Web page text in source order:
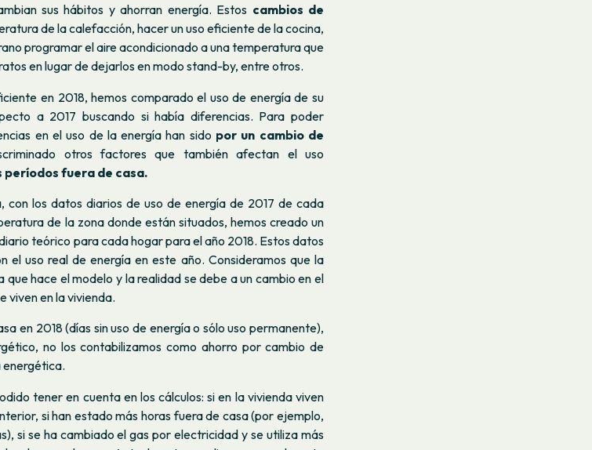
sus hábitos y ahorran energía. Estos cambios de
de la calefacción, hacer un uso eficiente de la cocina,
programar el aire acondicionado a una temperatura que
en lugar de dejarlos en modo stand-by, entre otros.
en 2018, hemos comparado el uso de energía de su
a 2017 buscando si había diferencias. Para poder
en el uso de la energía han sido por un cambio de
otros factores que también afectan el uso
períodos fuera de casa.
con los datos diarios de uso de energía de 2017 de cada
de la zona donde están situados, hemos creado un
teórico para cada hogar para el año 2018. Estos datos
el uso real de energía en este año. Consideramos que la
hace el modelo y la realidad se debe a un cambio en el
viven en la vivienda.
en 2018 (días sin uso de energía o sólo uso permanente),
no los contabilizamos como ahorro por cambio de
energética.
tener en cuenta en los cálculos: si en la vivienda viven
si han estado más horas fuera de casa (por ejemplo,
si se ha cambiado el gas por electricidad y se utiliza más